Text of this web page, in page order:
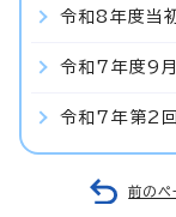
令和8年度当
令和7年度9
令和7年第2
前のペ